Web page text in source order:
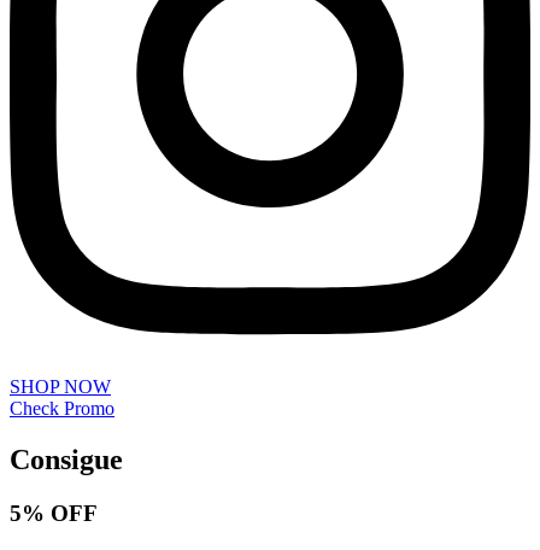
SHOP NOW
Check Promo
Consigue
5% OFF